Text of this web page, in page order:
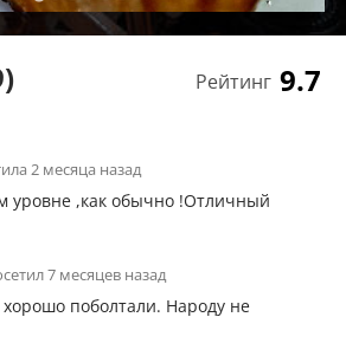
Рейтинг 9.7
2 месяца назад
уровне ,как обычно !Отличный
7 месяцев назад
хорошо поболтали. Народу не